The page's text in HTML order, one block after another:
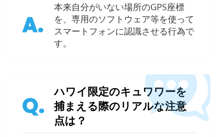
A.
本来自分がいない場所のGPS座標
を、専用のソフトウェア等を使って
スマートフォンに認識させる行為で
す。
Q.
ハワイ限定のキュワワーを
捕まえる際のリアルな注意
点は？